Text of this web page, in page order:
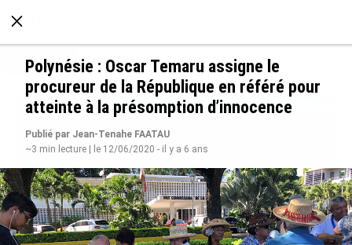
À LA UNE POLITIQUE ECONOMIE SOCIÉTÉ
Polynésie : Oscar Temaru assigne le
procureur de la République en référé pour
atteinte à la présomption d’innocence
Publié par Jean-Tenahe FAATAU
~3 min lecture | le 12/06/2020 - il y a 6 ans